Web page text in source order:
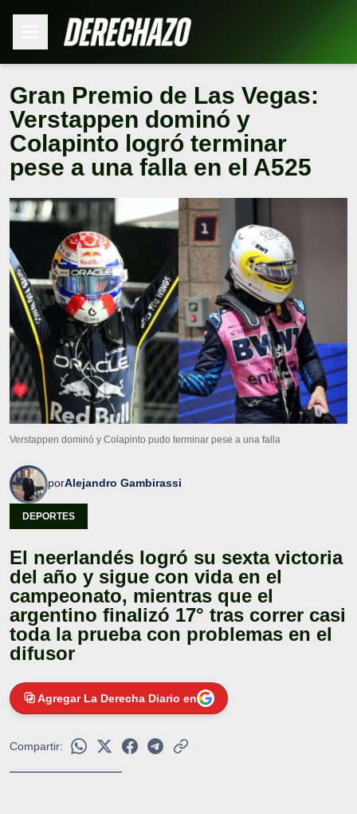
Gran Premio de Las Vegas:
Verstappen dominó y
Colapinto logró terminar
pese a una falla en el A525
Verstappen dominó y Colapinto pudo terminar pese a una falla
porAlejandro Gambirassi
DEPORTES
El neerlandés logró su sexta victoria
del año y sigue con vida en el
campeonato, mientras que el
argentino finalizó 17° tras correr casi
toda la prueba con problemas en el
difusor
Agregar La Derecha Diario en
Compartir: